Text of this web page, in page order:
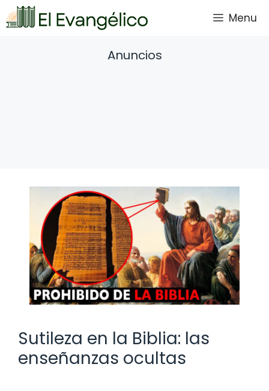
Saltar
al
Menu
Anuncios
Sutileza en la Biblia: las
enseñanzas ocultas